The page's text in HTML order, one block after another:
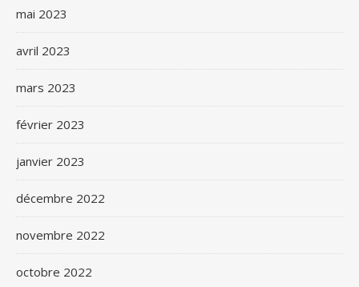
mai 2023
avril 2023
mars 2023
février 2023
janvier 2023
décembre 2022
novembre 2022
octobre 2022